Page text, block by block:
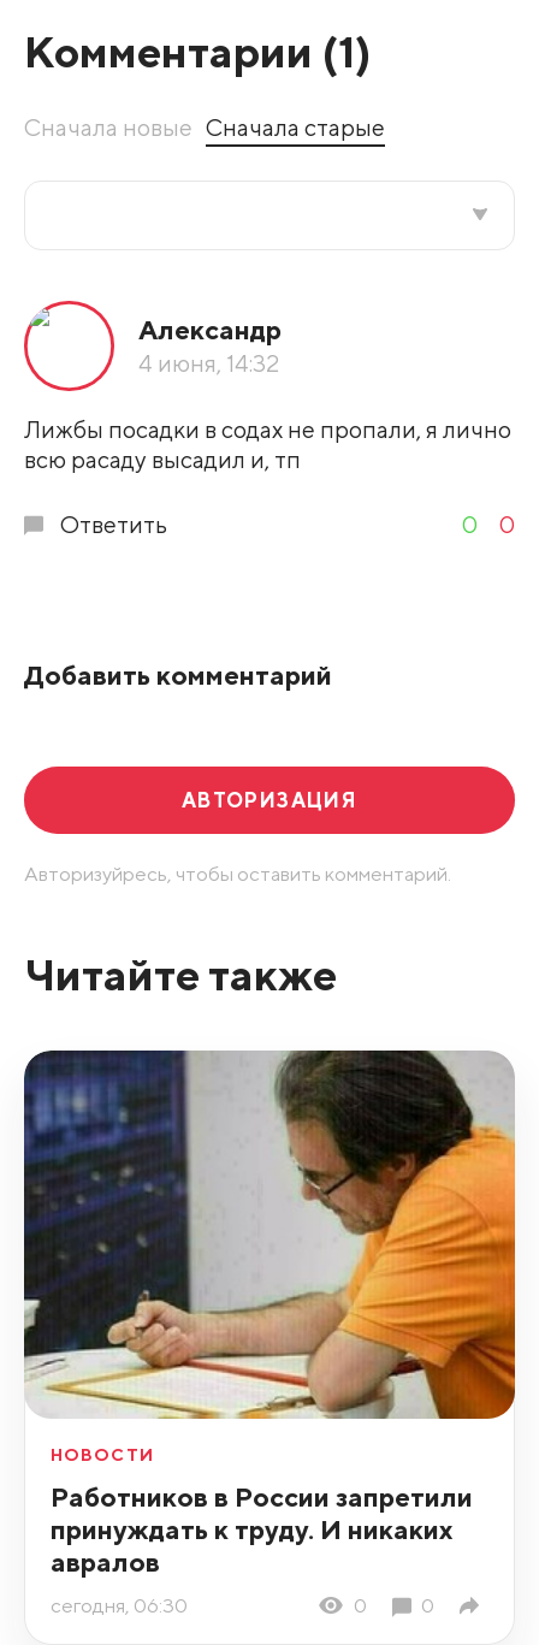
Комментарии (1)
Сначала новые Сначала старые
По рейтингу
Александр
4 июня, 14:32
Лижбы посадки в содах не пропали, я лично
всю расаду высадил и, тп
Ответить 0 0
Добавить комментарий
АВТОРИЗАЦИЯ
Авторизуйресь, чтобы оставить комментарий.
Читайте также
НОВОСТИ
Работников в России запретили
принуждать к труду. И никаких
авралов
сегодня, 06:30 0 0